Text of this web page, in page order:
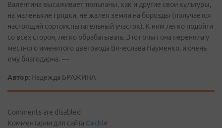
Валентина высаживает тюльпаны, как и другие свои культуры,
на маленькие грядки, не жалея земли на борозды (получается
настоящий сортоиспытательный участок). К ним легко подойти
со всех сторон, легко обрабатывать. Этот опыт она переняла у
местного именитого цветовода Вячеслава Науменко, и очень
ему благодарна. ~~
Автор: Надежда БРАЖИНА
Comments are disabled
Комментарии для сайта Cackle